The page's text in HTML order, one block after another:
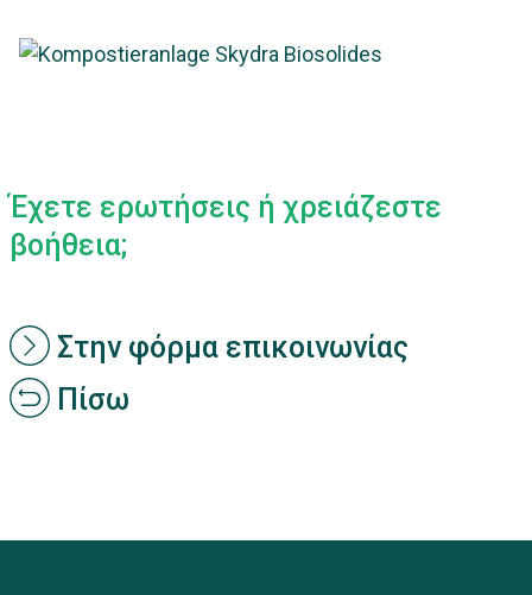
Έχετε ερωτήσεις ή χρειάζεστε
βοήθεια;
Στην φόρμα επικοινωνίας
Πίσω